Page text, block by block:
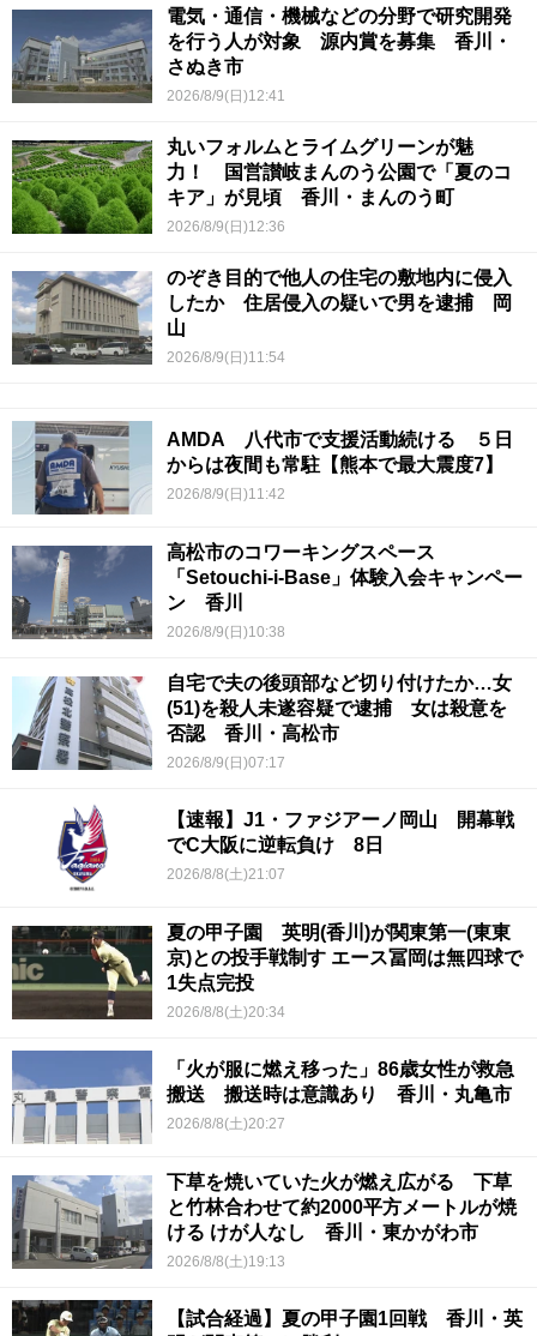
電気・通信・機械などの分野で研究開発
を行う人が対象 源内賞を募集 香川・
さぬき市
2026/8/9(日)12:41
丸いフォルムとライムグリーンが魅
力！ 国営讃岐まんのう公園で「夏のコ
キア」が見頃 香川・まんのう町
2026/8/9(日)12:36
のぞき目的で他人の住宅の敷地内に侵入
したか 住居侵入の疑いで男を逮捕 岡
山
2026/8/9(日)11:54
AMDA 八代市で支援活動続ける ５日
からは夜間も常駐【熊本で最大震度7】
2026/8/9(日)11:42
高松市のコワーキングスペース
「Setouchi-i-Base」体験入会キャンペー
ン 香川
2026/8/9(日)10:38
自宅で夫の後頭部など切り付けたか…女
(51)を殺人未遂容疑で逮捕 女は殺意を
否認 香川・高松市
2026/8/9(日)07:17
【速報】J1・ファジアーノ岡山 開幕戦
でC大阪に逆転負け 8日
2026/8/8(土)21:07
夏の甲子園 英明(香川)が関東第一(東東
京)との投手戦制す エース冨岡は無四球で
1失点完投
2026/8/8(土)20:34
「火が服に燃え移った」86歳女性が救急
搬送 搬送時は意識あり 香川・丸亀市
2026/8/8(土)20:27
下草を焼いていた火が燃え広がる 下草
と竹林合わせて約2000平方メートルが焼
ける けが人なし 香川・東かがわ市
2026/8/8(土)19:13
【試合経過】夏の甲子園1回戦 香川・英